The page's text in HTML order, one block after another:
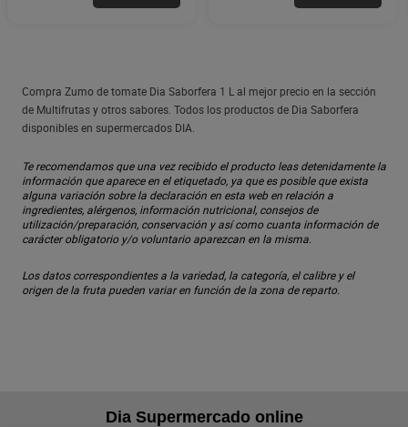
Compra Zumo de tomate Dia Saborfera 1 L al mejor precio en la sección
de Multifrutas y otros sabores. Todos los productos de Dia Saborfera
disponibles en supermercados DIA.
Te recomendamos que una vez recibido el producto leas detenidamente la
información que aparece en el etiquetado, ya que es posible que exista
alguna variación sobre la declaración en esta web en relación a
ingredientes, alérgenos, información nutricional, consejos de
utilización/preparación, conservación y así como cuanta información de
carácter obligatorio y/o voluntario aparezcan en la misma.
Los datos correspondientes a la variedad, la categoría, el calibre y el
origen de la fruta pueden variar en función de la zona de reparto.
Dia Supermercado online